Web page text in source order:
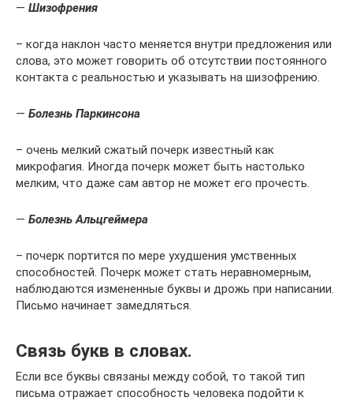
— Шизофрения
– когда наклон часто меняется внутри предложения или
слова, это может говорить об отсутствии постоянного
контакта с реальностью и указывать на шизофрению.
— Болезнь Паркинсона
– очень мелкий сжатый почерк известный как
микрофагия. Иногда почерк может быть настолько
мелким, что даже сам автор не может его прочесть.
— Болезнь Альцгеймера
– почерк портится по мере ухудшения умственных
способностей. Почерк может стать неравномерным,
наблюдаются измененные буквы и дрожь при написании.
Письмо начинает замедляться.
Связь букв в словах.
Если все буквы связаны между собой, то такой тип
письма отражает способность человека подойти к